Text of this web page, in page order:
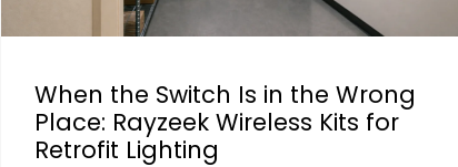
When the Switch Is in the Wrong
Place: Rayzeek Wireless Kits for
Retrofit Lighting